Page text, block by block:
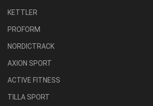
KETTLER
PROFORM
NORDICTRACK
AXION SPORT
ACTIVE FITNESS
TILLA SPORT